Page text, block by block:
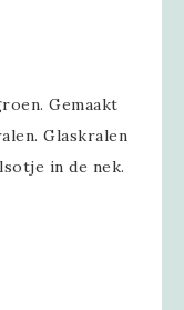
Gemaakt
Glaskralen
in de nek.